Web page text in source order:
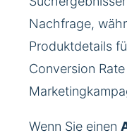
Nachfrage,
Produktdetails
Conversion
Wenn Sie einen